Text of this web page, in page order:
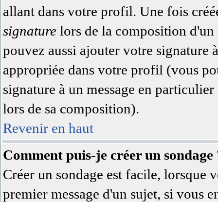
allant dans votre profil. Une fois
signature lors de la composition d'un
pouvez aussi ajouter votre signature
appropriée dans votre profil (vous
signature à un message en
lors de sa composition).
Revenir en haut
Comment puis-je créer un sondage
Créer un sondage est facile, lorsque
premier message d'un sujet, si vous